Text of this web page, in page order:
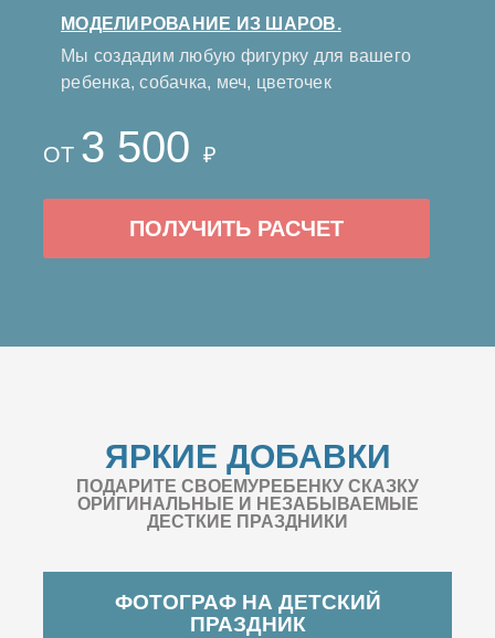
МОДЕЛИРОВАНИЕ ИЗ ШАРОВ.
Мы создадим любую фигурку для вашего
ребенка, собачка, меч, цветочек
ОТ 3 500 ₽
ПОЛУЧИТЬ РАСЧЕТ
ЯРКИЕ ДОБАВКИ
ПОДАРИТЕ СВОЕМУРЕБЕНКУ СКАЗКУ
ОРИГИНАЛЬНЫЕ И НЕЗАБЫВАЕМЫЕ
ДЕСТКИЕ ПРАЗДНИКИ
ФОТОГРАФ НА ДЕТСКИЙ
ПРАЗДНИК